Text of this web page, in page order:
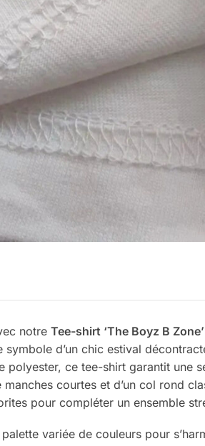
notreTee-shirt ‘The Boyz B Zone’
symbole d’un chic estival
ce tee-shirt garantit une
manches courtes et d’un col rond
pour compléter un ensemble
variée de couleurs pour